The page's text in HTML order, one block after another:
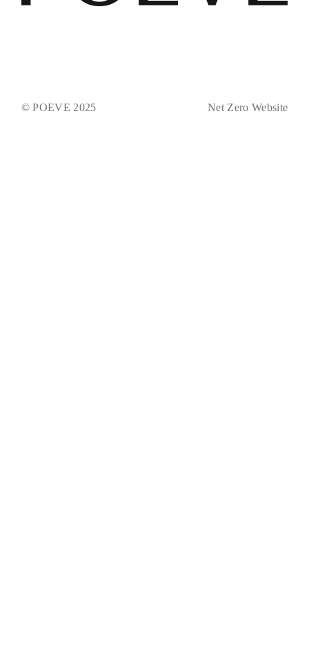
© POEVE 2025 Net Zero Website